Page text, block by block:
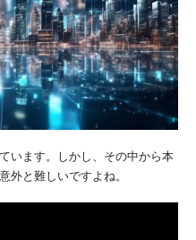
います。しかし、その中から本
外と難しいですよね。